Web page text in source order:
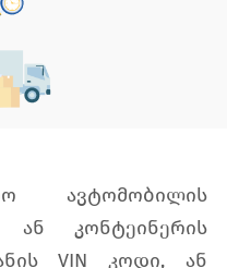
ძებნა
ავტომობილის
ან კონტეინერის
VIN კოდი, ან